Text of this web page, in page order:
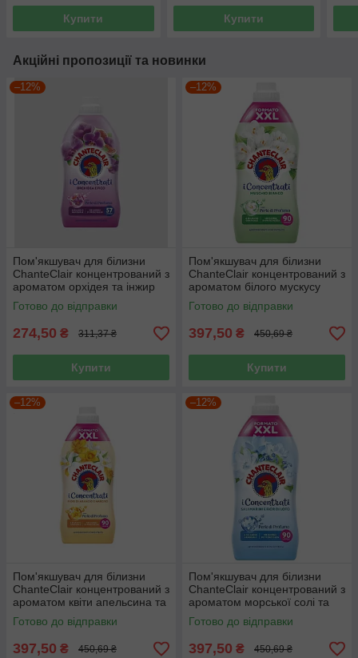
Купити Купити
Акційні пропозиції та новинки
–12%
Пом'якшувач для білизни
ChanteClair концентрований з
ароматом орхідея та інжир
1140 мл 57 прань
Готово до відправки
274,50 ₴ 311,37 ₴
Купити
–12%
Пом'якшувач для білизни
ChanteClair концентрований з
ароматом білого мускусу
1800 мл 90 прань
Готово до відправки
397,50 ₴ 450,69 ₴
Купити
–12%
Пом'якшувач для білизни
ChanteClair концентрований з
ароматом квіти апельсина та
нарциса 1800 мл 90 прань
Готово до відправки
397,50 ₴ 450,69 ₴
–12%
Пом'якшувач для білизни
ChanteClair концентрований з
ароматом морської солі та
квітки лотоса 1800 мл 90
прань
Готово до відправки
397,50 ₴ 450,69 ₴